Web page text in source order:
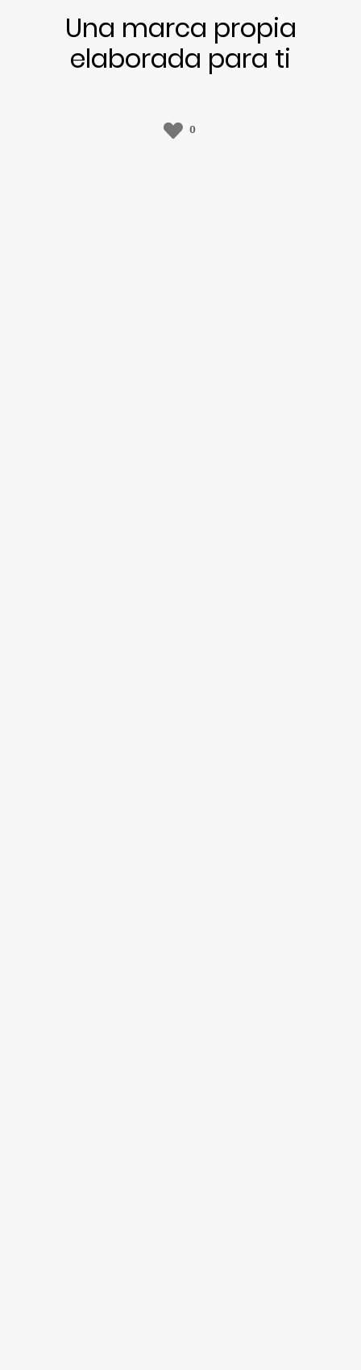
Una marca propia
elaborada para ti
0